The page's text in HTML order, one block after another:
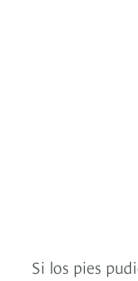
Si los pies